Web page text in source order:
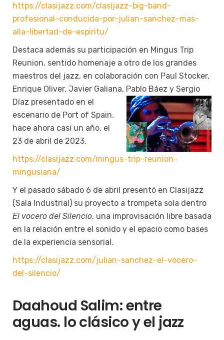
https://clasijazz.com/clasijazz-big-band-
profesional-conducida-por-julian-sanchez-mas-
alla-libertad-de-espiritu/
Destaca además su participación en Mingus Trip
Reunion, sentido homenaje a otro de los grandes
maestros del jazz, en colaboración con Paul Stocker,
Enrique Oliver, Javier Galiana, Pablo Báez y Sergio
Díaz presentado en el
escenario de Port of Spain,
hace ahora casi un año, el
23 de abril de 2023.
https://clasijazz.com/mingus-trip-reunion-
mingusiana/
Y el pasado sábado 6 de abril presentó en Clasijazz
(Sala Industrial) su proyecto a trompeta sola dentro
El vocero del Silencio, una improvisación libre basada
en la relación entre el sonido y el epacio como bases
de la experiencia sensorial.
https://clasijazz.com/julian-sanchez-el-vocero-
del-silencio/
Daahoud Salim: entre
aguas. lo clásico y el jazz